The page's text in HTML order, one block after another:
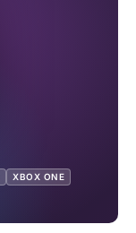
XBOX ONE